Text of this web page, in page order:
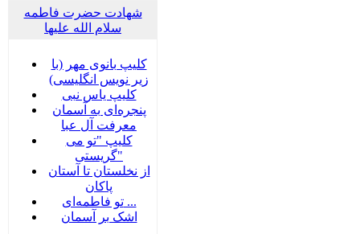
شهادت حضرت فاطمه
سلام الله علیها
کلیپ بانوی مهر (با
زیر نویس انگلیسی)
کلیپ یاس نبی
پنجره‌ای به آسمان
معرفت آل عبا
کلیپ "تو می
گریستی"
از نخلستان تا آستان
پاکان
تو فاطمه‌ای ...
اشک بر آسمان